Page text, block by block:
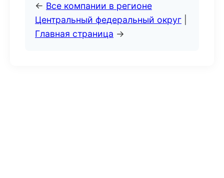
← Все компании в регионе
Центральный федеральный округ
Главная страница →